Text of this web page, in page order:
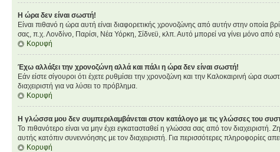
Η ώρα δεν είναι σωστή!
Είναι πιθανό η ώρα αυτή είναι διαφορετικής χρονοζώνης από αυτήν στην οποία
σας, π.χ. Λονδίνο, Παρίσι, Νέα Υόρκη, Σίδνεϋ, κλπ. Αυτό μπορεί να γίνει μόνο από
Κορυφή
Έχω αλλάξει την χρονοζώνη αλλά και πάλι η ώρα δεν είναι σωστή!
Εάν είστε σίγουροι ότι έχετε ρυθμίσει την χρονοζώνη και την Καλοκαιρινή ώρα
διαχειριστή για να λύσει το πρόβλημα.
Κορυφή
Η γλώσσα μου δεν συμπεριλαμβάνεται στον κατάλογο με τις γλώσσες του
Το πιθανότερο είναι να μην έχει εγκατασταθεί η γλώσσα σας από τον διαχειριστή.
αυτής κατόπιν συνεννόησης με τον διαχειριστή. Για περισσότερες πληροφορίες
Κορυφή